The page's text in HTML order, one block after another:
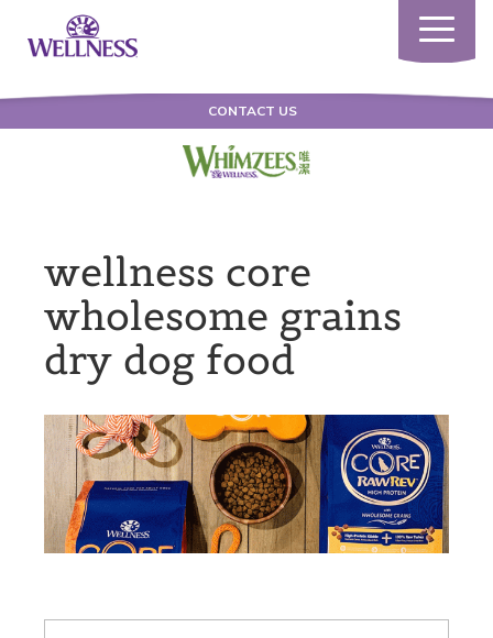
Toggle
CONTACT US
wellness core
wholesome grains
dry dog food